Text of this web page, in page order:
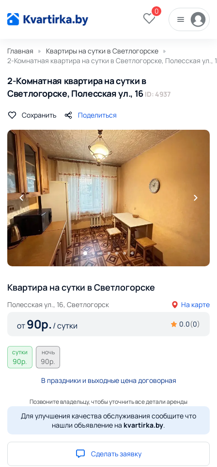
0
Главная
Квартиры на сутки в Светлогорске
2-Комнатная квартира на сутки в Светлогорске, Полесская ул.,
2-Комнатная квартира на сутки в
Светлогорске, Полесская ул., 16 ID: 4937
Сохранить Поделиться
Квартира на сутки в Светлогорске
Полесская ул., 16, Светлогорск На карте
от90р./ сутки 0.0(0)
сутки
90р.
ночь
90р.
В праздники и выходные цена договорная
Позвоните владельцу, чтобы уточнить все детали аренды
Для улучшения качества обслуживания сообщите что
нашли объявление на kvartirka.by.
Сделать заявку